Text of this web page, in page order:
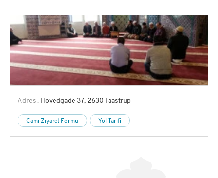
Adres : Hovedgade 37, 2630 Taastrup
Cami Ziyaret Formu Yol Tarifi